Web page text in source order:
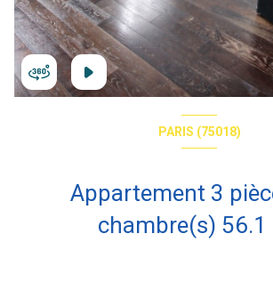
PARIS (75018)
Appartement 3 pièce(s) 2